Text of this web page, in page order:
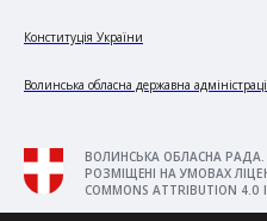
Конституція України
Волинська обласна державна
ВОЛИНСЬКА ОБЛАСНА РАДА.
РОЗМІЩЕНІ НА УМОВАХ
COMMONS ATTRIBUTION 4.0